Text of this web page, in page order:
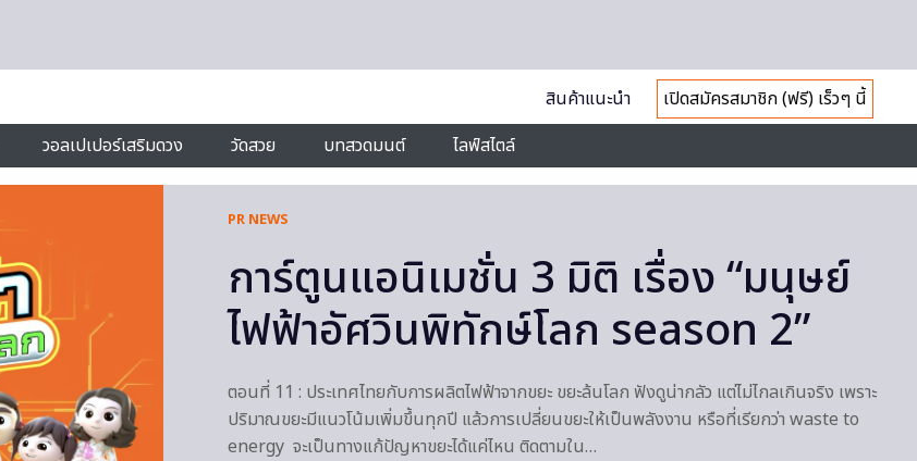
สินค้าแนะนำ
เปิดสมัครสมาชิก (ฟรี) เร็วๆ นี้
วอลเปเปอร์เสริมดวง วัดสวย บทสวดมนต์ ไลฟ์สไตล์
PR NEWS
การ์ตูนแอนิเมชั่น 3 มิติ เรื่อง “มนุษย์
ไฟฟ้าอัศวินพิทักษ์โลก season 2”
ตอนที่ 11 : ประเทศไทยกับการผลิตไฟฟ้าจากขยะ ขยะล้นโลก ฟังดูน่ากลัว แต่ไม่ไกลเกินจริง เพราะ
ปริมาณขยะมีแนวโน้มเพิ่มขึ้นทุกปี แล้วการเปลี่ยนขยะให้เป็นพลังงาน หรือที่เรียกว่า waste to
energy จะเป็นทางแก้ปัญหาขยะได้แค่ไหน ติดตามใน…